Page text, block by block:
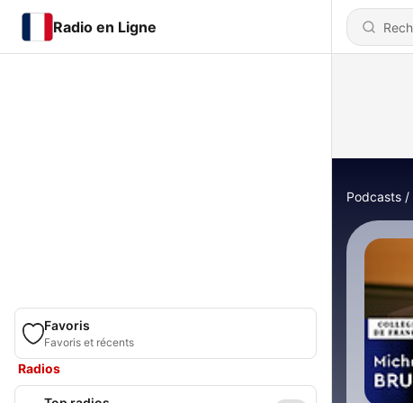
Radio en Ligne
Favoris
Favoris et récents
Radios
Podcasts